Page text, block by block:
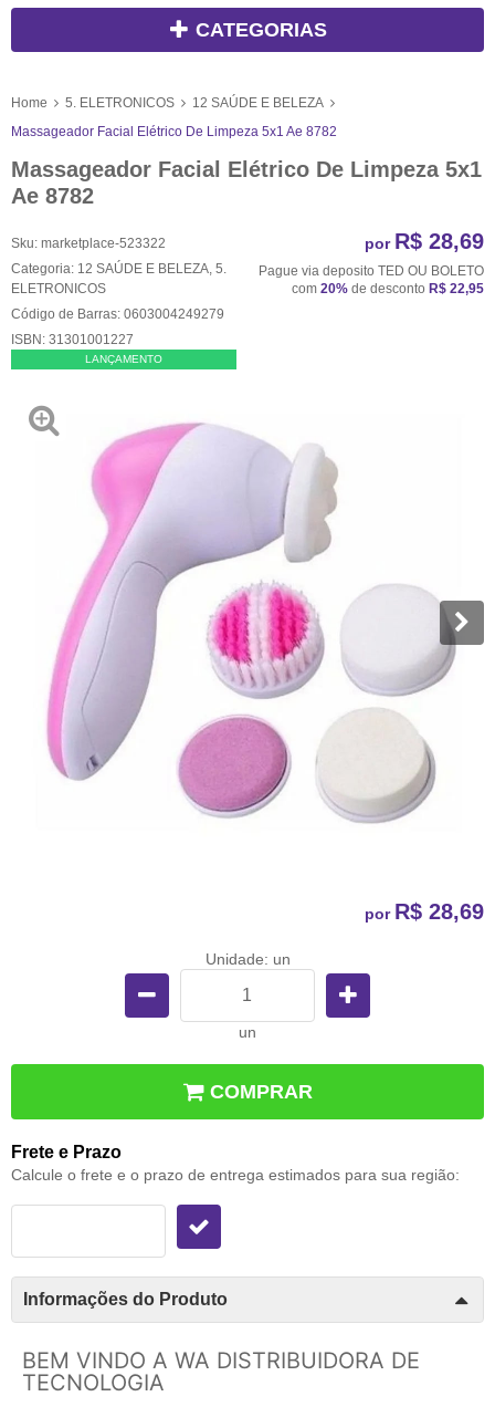
CATEGORIAS
Home 5. ELETRONICOS
12 SAÚDE E BELEZA
Massageador Facial Elétrico De Limpeza 5x1 Ae 8782
Massageador Facial Elétrico De Limpeza 5x1
Ae 8782
Sku: marketplace-523322
Categoria: 12 SAÚDE E BELEZA 5.
ELETRONICOS
Código de Barras: 0603004249279
ISBN: 31301001227
LANÇAMENTO
por R$ 28,69
Pague via deposito TED OU BOLETO
com 20% de desconto R$ 22,95
por R$ 28,69
Unidade: un
un
COMPRAR
Frete e Prazo
Calcule o frete e o prazo de entrega estimados para sua região:
Informações do Produto
BEM VINDO A WA DISTRIBUIDORA DE
TECNOLOGIA